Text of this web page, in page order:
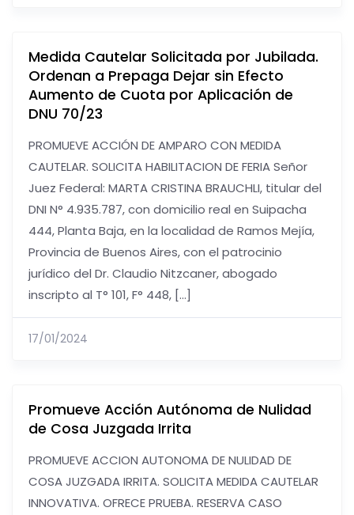
Medida Cautelar Solicitada por Jubilada.
Ordenan a Prepaga Dejar sin Efecto
Aumento de Cuota por Aplicación de
DNU 70/23
PROMUEVE ACCIÓN DE AMPARO CON MEDIDA
CAUTELAR. SOLICITA HABILITACION DE FERIA Señor
Juez Federal: MARTA CRISTINA BRAUCHLI, titular del
DNI N° 4.935.787, con domicilio real en Suipacha
444, Planta Baja, en la localidad de Ramos Mejía,
Provincia de Buenos Aires, con el patrocinio
jurídico del Dr. Claudio Nitzcaner, abogado
inscripto al T° 101, F° 448, […]
17/01/2024
Promueve Acción Autónoma de Nulidad
de Cosa Juzgada Irrita
PROMUEVE ACCION AUTONOMA DE NULIDAD DE
COSA JUZGADA IRRITA. SOLICITA MEDIDA CAUTELAR
INNOVATIVA. OFRECE PRUEBA. RESERVA CASO